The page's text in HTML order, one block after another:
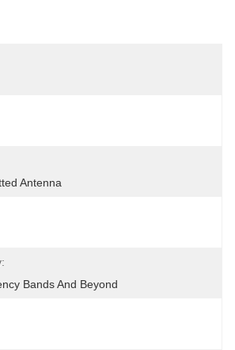
Antenna
Bands And Beyond